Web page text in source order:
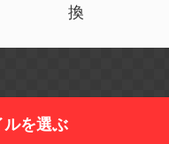
換
ルを選ぶ